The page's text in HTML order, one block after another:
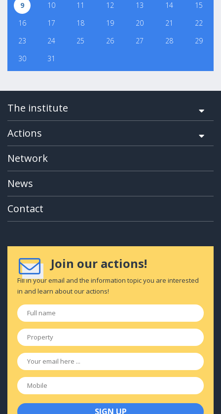
9
10 11 12 13 14
15
16
17 18 19 20 21
22
23
24 25 26 27 28
29
30
31
The institute
Actions
Network
News
Contact
Join our actions!
Fill in your email and the information topic you are interested
in and learn about our actions!
Full
name
*
Property
Email
Mobile